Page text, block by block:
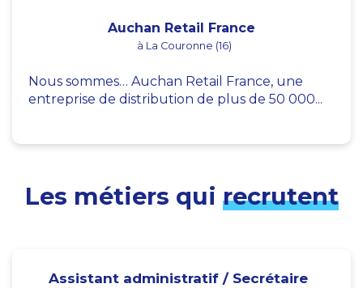
Auchan Retail France
à La Couronne (16)
Nous sommes… Auchan Retail France, une
entreprise de distribution de plus de 50 000...
Les métiers qui recrutent
Assistant administratif / Secrétaire